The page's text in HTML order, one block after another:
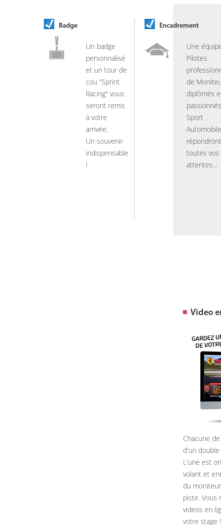
Badge
Un badge
personnalisé
et un tour de
cou "Sprint
Racing" vous
seront remis
à votre
arrivée.
Un souvenir
indispensable
!
Encadrement
Une
Pilotes
de
diplômés
Sport
Automobile
toutes vos
attentes...
Video
Chacune
d'un
L'une est
volant et
du
piste. Vous
videos en
votre stage !